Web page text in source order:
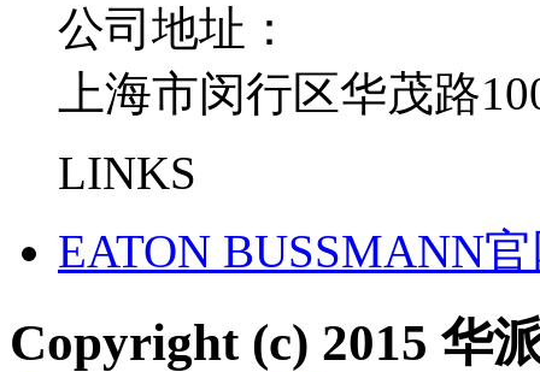
公司地址：
上海市闵行区华茂路
LINKS
EATON BUSSMANN
Copyright (c) 2015 华